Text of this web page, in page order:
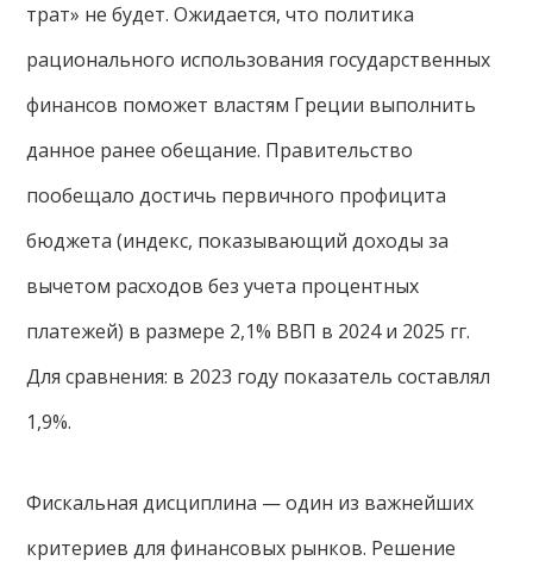
трат» не будет. Ожидается, что политика
рационального использования государственных
финансов поможет властям Греции выполнить
данное ранее обещание. Правительство
пообещало достичь первичного профицита
бюджета (индекс, показывающий доходы за
вычетом расходов без учета процентных
платежей) в размере 2,1% ВВП в 2024 и 2025 гг.
Для сравнения: в 2023 году показатель составлял
1,9%.
Фискальная дисциплина — один из важнейших
критериев для финансовых рынков. Решение